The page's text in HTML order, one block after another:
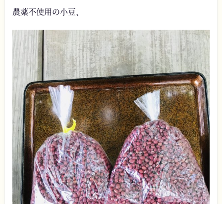
農薬不使用の小豆、